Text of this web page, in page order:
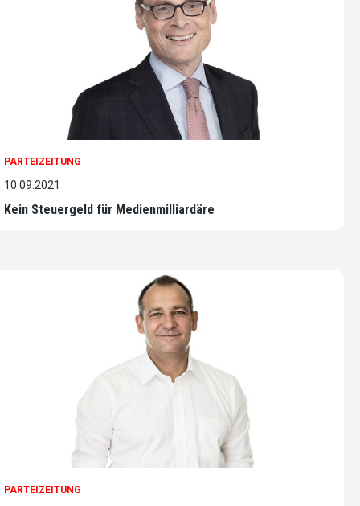
PARTEIZEITUNG
10.09.2021
Kein Steuergeld für Medienmilliardäre
PARTEIZEITUNG